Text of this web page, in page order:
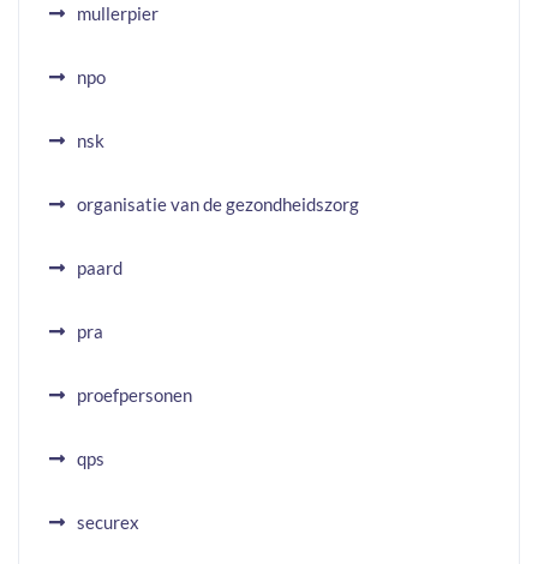
mullerpier
npo
nsk
organisatie van de gezondheidszorg
paard
pra
proefpersonen
qps
securex